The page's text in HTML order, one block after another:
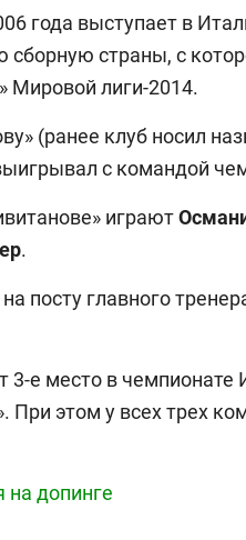
года выступает в
страны, с
Мировой лиги-2014.
(ранее клуб носил
с командой
играют
.
на посту главного
3-е место в чемпионате
При этом у всех трех
на допинге